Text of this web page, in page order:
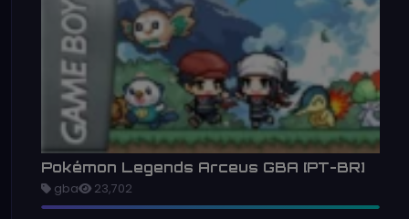
Pokémon Legends Arceus GBA [PT-BR]
gba 23,702